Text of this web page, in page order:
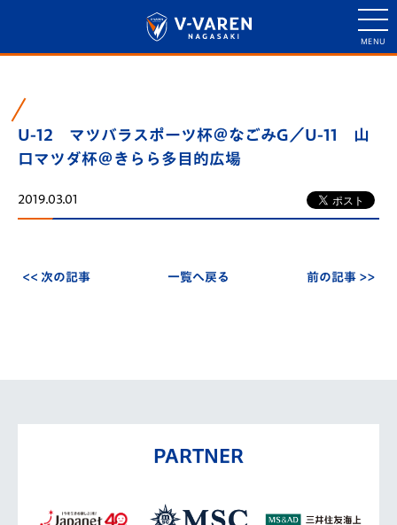
U-12 マツバラスポーツ杯＠なごみG／U-11 山
口マツダ杯＠きらら多目的広場
2019.03.01
<< 次の記事 一覧へ戻る 前の記事 >>
PARTNER